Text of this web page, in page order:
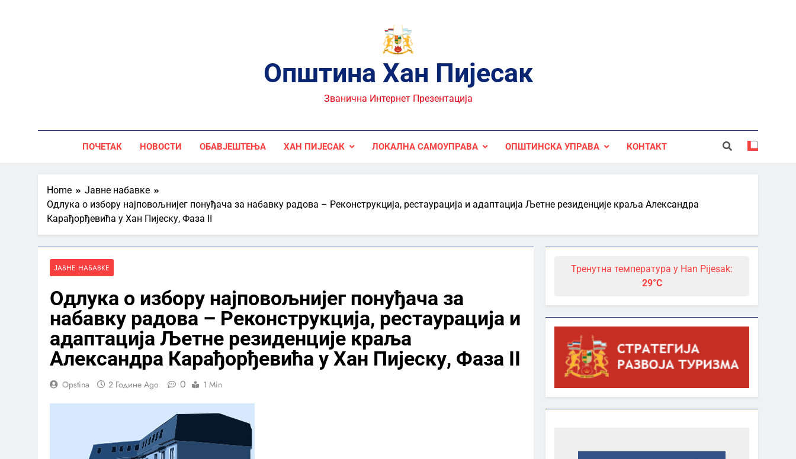
Општина Хан Пијесак
Званична Интернет Презентација
ПОЧЕТАК НОВОСТИ ОБАВЈЕШТЕЊА ХАН ПИЈЕСАК ЛОКАЛНА САМОУПРАВА ОПШТИНСКА УПРАВА КОНТАКТ
Home
Јавне набавке
Одлука о избору најповољнијег понуђача за набавку радова – Реконструкција, рестаурација и адаптација Љетне резиденције краља Александра
Карађорђевића у Хан Пијеску, Фаза II
ЈАВНЕ НАБАВКЕ
Одлука о избору најповољнијег понуђача за
набавку радова – Реконструкција, рестаурација и
адаптација Љетне резиденције краља
Александра Карађорђевића у Хан Пијеску, Фаза II
Opstina 2 Године Ago 0 1 Min
Тренутна температура у Han Pijesak:
29°C